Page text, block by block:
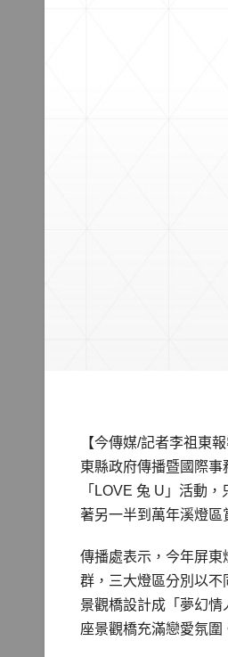
【今傳媒/記者李祖東
東縣政府傳播暨國際
「LOVE 兔 U」活動
著另一半到萬年溪燈區
傳播處表示，今年屏
群，三大燈區分別以
景觀橋設計成「夢幻
座景觀橋充滿戀愛氛圍